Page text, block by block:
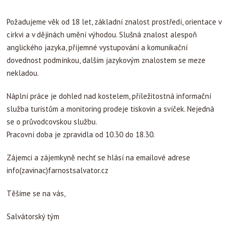
Požadujeme věk od 18 let, základní znalost prostředí, orientace v
církvi a v dějinách umění výhodou. Slušná znalost alespoň
anglického jazyka, příjemné vystupování a komunikační
dovednost podmínkou, dalším jazykovým znalostem se meze
nekladou.
Náplní práce je dohled nad kostelem, příležitostná informační
služba turistům a monitoring prodeje tiskovin a svíček. Nejedná
se o průvodcovskou službu.
Pracovní doba je zpravidla od 10.30 do 18.30.
Zájemci a zájemkyně nechť se hlásí na emailové adrese
info(zavinac)farnostsalvator.cz
Těšíme se na vás,
Salvátorský tým